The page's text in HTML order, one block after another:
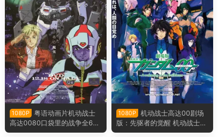
1080P
粤语动画片机动战士
高达0080口袋里的战争全6集
机动战士高达0080 口袋里的
1080P
机动战士高达00剧场
版：先驱者的觉醒 机动战士高
达00剧场版-A wakening of t